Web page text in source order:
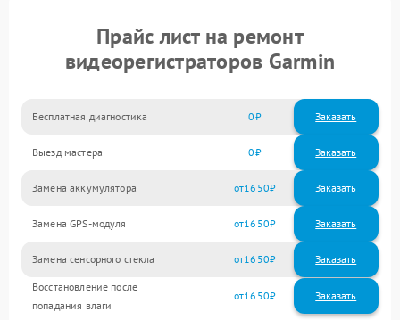
Прайс лист на ремонт
видеорегистраторов Garmin
Бесплатная диагностика 0 Заказать
Выезд мастера 0 Заказать
Замена аккумулятора 1650
Замена GPS-модуля 1650
Замена сенсорного стекла 1650
Восстановление после
попадания влаги
1650